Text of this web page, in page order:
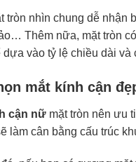
tròn nhìn chung dễ nhận
Thêm nữa, mặt tròn
dựa vào tỷ lệ chiều dài
mắt kính cận
cận nữmặt tròn nên ưu
làm cân bằng cấu trúc